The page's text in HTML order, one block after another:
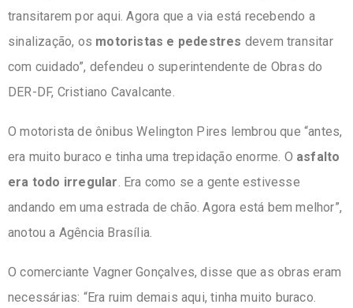
transitarem por aqui. Agora que a via está recebendo a
sinalização, os motoristas e pedestres devem transitar
com cuidado”, defendeu o superintendente de Obras do
DER-DF, Cristiano Cavalcante.
O motorista de ônibus Welington Pires lembrou que “antes,
era muito buraco e tinha uma trepidação enorme. O asfalto
era todo irregular. Era como se a gente estivesse
andando em uma estrada de chão. Agora está bem melhor”,
anotou a Agência Brasília.
O comerciante Vagner Gonçalves, disse que as obras eram
necessárias: “Era ruim demais aqui, tinha muito buraco.